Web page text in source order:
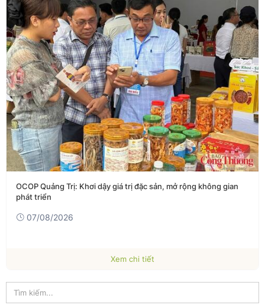
OCOP Quảng Trị: Khơi dậy giá trị đặc sản, mở rộng không gian
phát triển
07/08/2026
Xem chi tiết